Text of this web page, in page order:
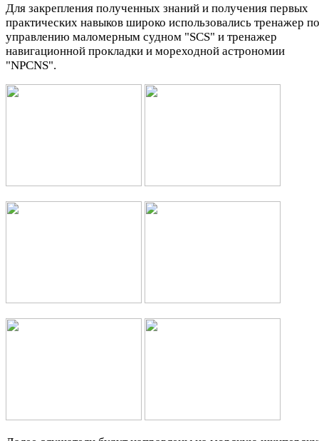
Для закрепления полученных знаний и получения первых
практических навыков широко использовались тренажер по
управлению маломерным судном "SCS" и тренажер
навигационной прокладки и мореходной астрономии
"NPCNS".